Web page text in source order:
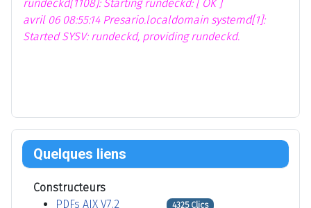
rundeckd[1108]: Starting rundeckd: [ OK ]
avril 06 08:55:14 Presario.localdomain systemd[1]:
Started SYSV: rundeckd, providing rundeckd.
Quelques liens
Constructeurs
PDFs AIX V7.2
4325 Clics